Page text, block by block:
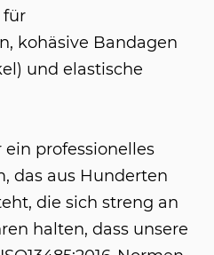
für
kohäsive Bandagen
und elastische
professionelles
das aus Hunderten
die sich streng an
halten, dass unsere